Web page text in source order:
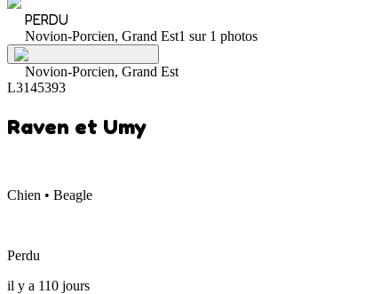
PERDU
Novion-Porcien, Grand Est1 sur 1 photos
Novion-Porcien, Grand Est
L3145393
Raven et Umy
Chien • Beagle
Perdu
il y a 110 jours